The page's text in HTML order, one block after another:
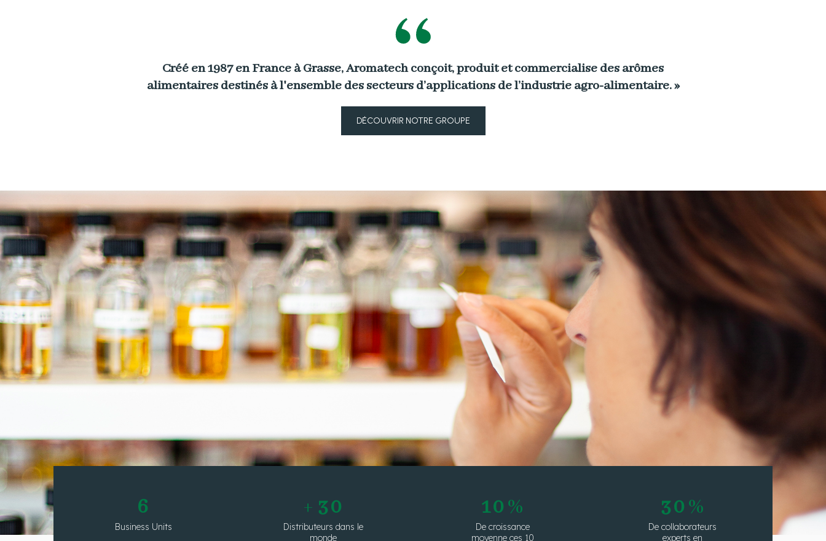
Créé en 1987 en France à Grasse, Aromatech conçoit, produit et commercialise des arômes
alimentaires destinés à l'ensemble des secteurs d’applications de l’industrie agro-alimentaire. »
DÉCOUVRIR NOTRE GROUPE
6
Business Units
+ 30
Distributeurs dans le
monde
10%
De croissance
moyenne ces 10
30%
De collaborateurs
experts en